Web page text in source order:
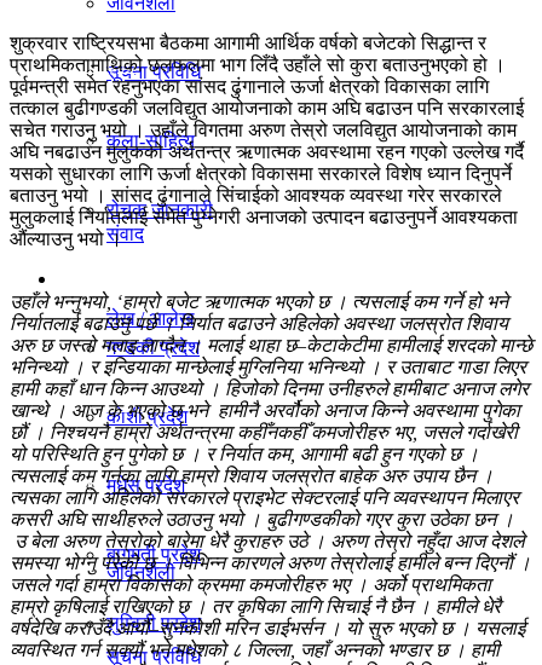
सूचना प्रविधि
कला-साहित्य
रोचक जानकारी
गण्डकी प्रदेश
काेशी प्रदेश
मधेस प्रदेश
बागमती प्रदेश
लुम्विनी प्रदेश
धर्म/संस्कृति
विचार
संवाद
लेख / आलेख
खेलकुद समाचार
विविध
जीवनशैली
सूचना प्रविधि
शुक्रवार राष्ट्रियसभा बैठकमा आगामी आर्थिक वर्षको बजेटको सिद्धान्त र
प्राथमिकतामाथिको छलफलमा भाग लिँदै उहाँले सो कुरा बताउनुभएको हो ।
पूर्वमन्त्री समेत रहनुभएका सांसद ढुंगानाले ऊर्जा क्षेत्रको विकासका लागि
तत्काल बुढीगण्डकी जलविद्युत आयोजनाको काम अघि बढाउन पनि सरकारलाई
सचेत गराउनु भयो । उहाँले विगतमा अरुण तेस्रो जलविद्युत आयोजनाको काम
अघि नबढाउन मुलुकको अर्थतन्त्र ऋणात्मक अवस्थामा रहन गएको उल्लेख गर्दै
यसको सुधारका लागि ऊर्जा क्षेत्रको विकासमा सरकारले विशेष ध्यान दिनुपर्ने
बताउनु भयो । सांसद ढुंगानाले सिंचाईको आवश्यक व्यवस्था गरेर सरकारले
मुलुकलाई निर्यातलाई समेत पुग्नेगरी अनाजको उत्पादन बढाउनुपर्ने आवश्यकता
औंल्याउनु भयो ।
उहाँले भन्नुभयो, ‘हाम्रो बजेट ऋणात्मक भएको छ । त्यसलाई कम गर्ने हो भने
निर्यातलाई बढाउनु पर्छ । निर्यात बढाउने अहिलेको अवस्था जलस्रोत शिवाय
अरु छ जस्तो मलाइ लाग्दैन । मलाई थाहा छ–केटाकेटीमा हामीलाई शरदको मान्छे
भनिन्थ्यो । र इन्डियाका मान्छेलाई मुग्लिनिया भनिन्थ्यो । र उताबाट गाडा लिएर
हामी कहाँ धान किन्न आउथ्यो । हिजोको दिनमा उनीहरुले हामीबाट अनाज लगेर
खान्थे । आज के भएको छ भने हामीनै अरर्वौको अनाज किन्ने अवस्थामा पुगेका
छौं । निश्चयनै हाम्रो अर्थतन्त्रमा कहीँनकहीँ कमजोरीहरु भए, जसले गर्दाखेरी
यो परिस्थिति हुन पुगेको छ । र निर्यात कम, आगामी बढी हुन गएको छ ।
त्यसलाई कम गर्नका लागि हाम्रो शिवाय जलस्रोत बाहेक अरु उपाय छैन ।
त्यसका लागि अहिलेको सरकारले प्राइभेट सेक्टरलाई पनि व्यवस्थापन मिलाएर
कसरी अघि साथीहरुले उठाउनु भयो । बुढीगण्डकीको गएर कुरा उठेका छन ।
उ बेला अरुण तेस्रोको बारेमा धेरै कुराहरु उठे । अरुण तेस्रो नहुँदा आज देशले
समस्या भोग्नु परेको छ । विभिन्न कारणले अरुण तेस्रोलाई हामीले बन्न दिएनौं ।
जसले गर्दा हाम्रा विकासको क्रममा कमजोरीहरु भए । अर्को प्राथमिकता
हाम्रो कृषिलाई राखिएको छ । तर कृषिका लागि सिचाई नै छैन । हामीले धेरै
वर्षदेखि कराउँदै आयौं–सुनकोशी मरिन डाईभर्सन । यो सुरु भएको छ । यसलाई
व्यवस्थित गर्न सक्यौं भने मधेशको ८ जिल्ला, जहाँ अन्नको भण्डार छ । हामी